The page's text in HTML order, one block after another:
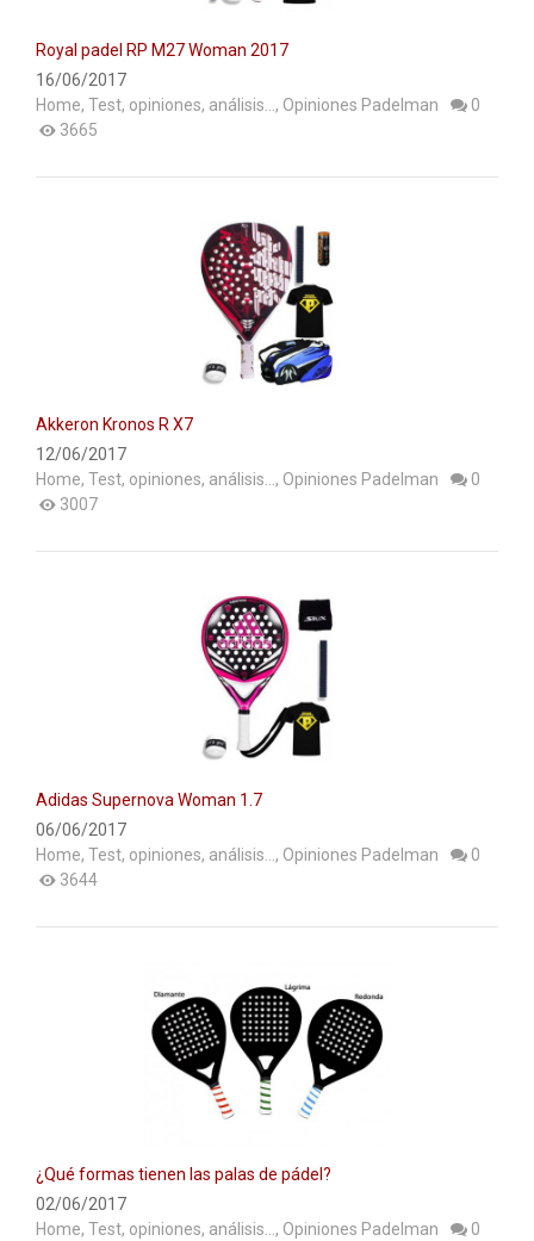
Royal padel RP M27 Woman 2017
16/06/2017
Home, Test, opiniones, análisis... , Opiniones Padelman
0
3665
Akkeron Kronos R X7
12/06/2017
Home, Test, opiniones, análisis..., Opiniones Padelman
0
3007
Adidas Supernova Woman 1.7
06/06/2017
Home, Test, opiniones, análisis... , Opiniones Padelman
0
3644
¿Qué formas tienen las palas de pádel?
02/06/2017
Home, Test, opiniones, análisis... , Opiniones Padelman
0